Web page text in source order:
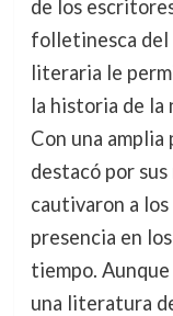
de los
folletinesca del
literaria le
la historia de la
Con una
destacó por
cautivaron a
presencia en
tiempo.
una literatura